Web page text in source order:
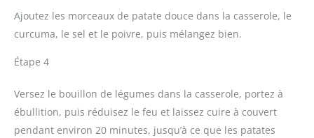
Ajoutez les morceaux de patate douce dans la casserole, le
curcuma, le sel et le poivre, puis mélangez bien.
Étape 4
Versez le bouillon de légumes dans la casserole, portez à
ébullition, puis réduisez le feu et laissez cuire à couvert
pendant environ 20 minutes, jusqu’à ce que les patates